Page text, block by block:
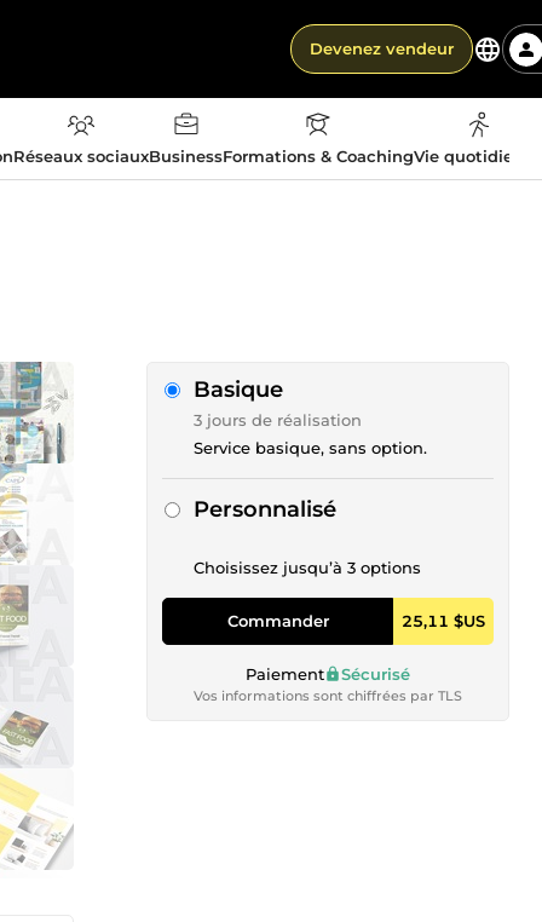
Devenez vendeur
Réseaux sociauxBusinessFormations & CoachingVie
Basique
3 jours de réalisation
Service basique, sans option.
Personnalisé
Choisissez jusqu’à 3 options
Commander 25,11 $US
Paiement Sécurisé
Vos informations sont chiffrées par TLS